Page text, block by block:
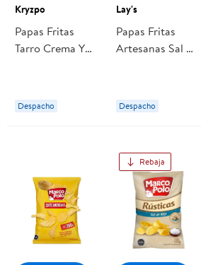
Kryzpo
Papas Fritas
Tarro Crema Y
Despacho
Lay's
Papas Fritas
Artesanas Sal De
Despacho
Rebaja